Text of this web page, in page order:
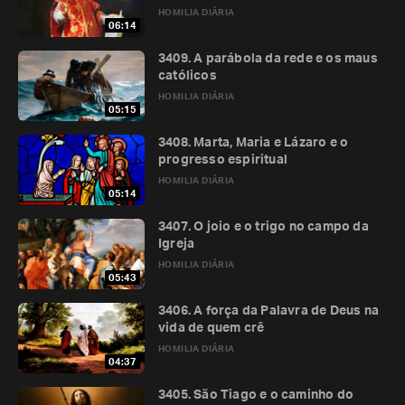
06:14
HOMILIA DIÁRIA
05:15
HOMILIA DIÁRIA
3409. A parábola da rede e os maus
católicos
05:14
HOMILIA DIÁRIA
3408. Marta, Maria e Lázaro e o
progresso espiritual
05:43
HOMILIA DIÁRIA
3407. O joio e o trigo no campo da
Igreja
04:37
HOMILIA DIÁRIA
3406. A força da Palavra de Deus na
vida de quem crê
3405. São Tiago e o caminho do